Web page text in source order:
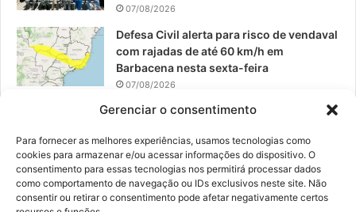
Gerenciar o consentimento
Para fornecer as melhores experiências, usamos tecnologias como
cookies para armazenar e/ou acessar informações do dispositivo. O
consentimento para essas tecnologias nos permitirá processar dados
como comportamento de navegação ou IDs exclusivos neste site. Não
consentir ou retirar o consentimento pode afetar negativamente certos
07/08/2026
Defesa Civil alerta para risco de vendaval
com rajadas de até 60 km/h em
Barbacena nesta sexta-feira
07/08/2026
EPCAR tem a melhor nota do IDEB no
06/08/2026